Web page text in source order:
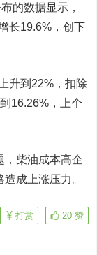
的数据显示，
长19.6%，创下
升到22%，扣除
16.26%，上个
，柴油成本高企
成上涨压力。
20 赞
打赏